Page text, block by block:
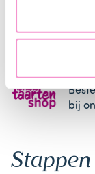
naar
Staten. Je kunt
bij
Stappen